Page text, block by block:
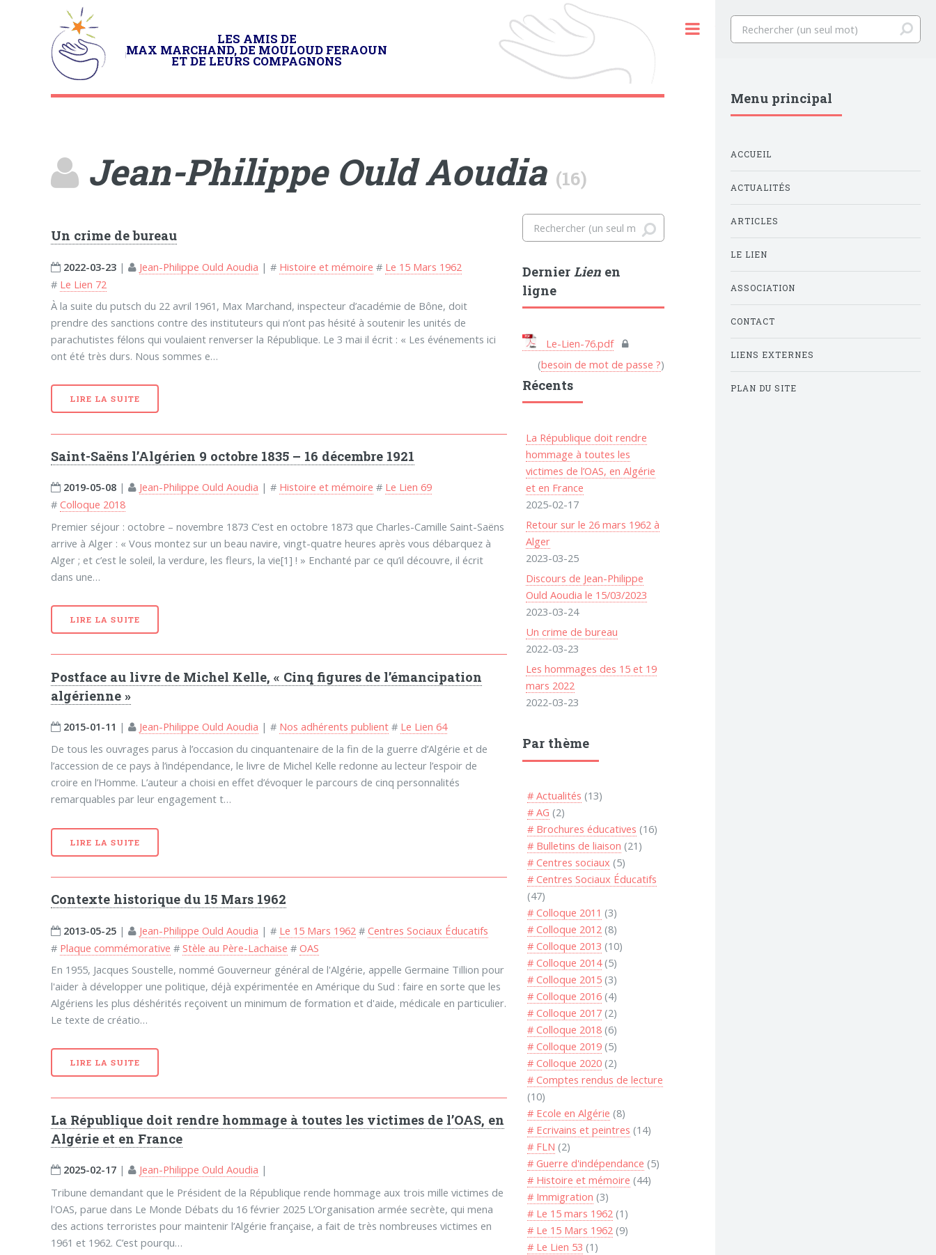
LES AMIS DE
MAX MARCHAND, DE MOULOUD FERAOUN
ET DE LEURS COMPAGNONS
Jean-Philippe Ould Aoudia (16)
Un crime de bureau
2022-03-23 | Jean-Philippe Ould Aoudia |# Histoire et mémoire # Le 15 Mars 1962
# Le Lien 72
À la suite du putsch du 22 avril 1961, Max Marchand, inspecteur d’académie de Bône, doit
prendre des sanctions contre des instituteurs qui n’ont pas hésité à soutenir les unités de
parachutistes félons qui voulaient renverser la République. Le 3 mai il écrit : « Les événements ici
ont été très durs. Nous sommes e…
LIRE LA SUITE
Saint-Saëns l’Algérien 9 octobre 1835 – 16 décembre 1921
2019-05-08 | Jean-Philippe Ould Aoudia |# Histoire et mémoire # Le Lien 69
#Colloque 2018
Premier séjour : octobre – novembre 1873 C’est en octobre 1873 que Charles-Camille Saint-Saëns
arrive à Alger : « Vous montez sur un beau navire, vingt-quatre heures après vous débarquez à
Alger ; et c’est le soleil, la verdure, les fleurs, la vie[1] ! » Enchanté par ce qu’il découvre, il écrit
dans une…
LIRE LA SUITE
Postface au livre de Michel Kelle, « Cinq figures de l’émancipation
algérienne »
2015-01-11 | Jean-Philippe Ould Aoudia |# Nos adhérents publient # Le Lien 64
De tous les ouvrages parus à l’occasion du cinquantenaire de la fin de la guerre d’Algérie et de
l’accession de ce pays à l’indépendance, le livre de Michel Kelle redonne au lecteur l’espoir de
croire en l’Homme. L’auteur a choisi en effet d’évoquer le parcours de cinq personnalités
remarquables par leur engagement t…
LIRE LA SUITE
Contexte historique du 15 Mars 1962
2013-05-25 | Jean-Philippe Ould Aoudia |# Le 15 Mars 1962 #Centres Sociaux Éducatifs
# Plaque commémorative #Stèle au Père-Lachaise #OAS
En 1955, Jacques Soustelle, nommé Gouverneur général de l'Algérie, appelle Germaine Tillion pour
l'aider à développer une politique, déjà expérimentée en Amérique du Sud : faire en sorte que les
Algériens les plus déshérités reçoivent un minimum de formation et d'aide, médicale en particulier.
Le texte de créatio…
LIRE LA SUITE
La République doit rendre hommage à toutes les victimes de l’OAS, en
Algérie et en France
2025-02-17 | Jean-Philippe Ould Aoudia |
Tribune demandant que le Président de la République rende hommage aux trois mille victimes de
l'OAS, parue dans Le Monde Débats du 16 février 2025 L’Organisation armée secrète, qui mena
des actions terroristes pour maintenir l’Algérie française, a fait de très nombreuses victimes en
1961 et 1962. C’est pourqu…
Dernier Lien en
ligne
Le-Lien-76.pdf
(besoin de mot de passe ?)
Récents
La République doit rendre
hommage à toutes les
victimes de l’OAS, en Algérie
et en France
2025-02-17
Retour sur le 26 mars 1962 à
Alger
2023-03-25
Discours de Jean-Philippe
Ould Aoudia le 15/03/2023
2023-03-24
Un crime de bureau
2022-03-23
Les hommages des 15 et 19
mars 2022
2022-03-23
Par thème
# Actualités (13)
# AG (2)
# Brochures éducatives (16)
# Bulletins de liaison (21)
# Centres sociaux (5)
# Centres Sociaux Éducatifs
(47)
# Colloque 2011 (3)
# Colloque 2012 (8)
# Colloque 2013 (10)
# Colloque 2014(5)
# Colloque 2015 (3)
# Colloque 2016 (4)
# Colloque 2017 (2)
# Colloque 2018 (6)
# Colloque 2019 (5)
# Colloque 2020 (2)
# Comptes rendus de lecture
(10)
# Ecole en Algérie (8)
# Ecrivains et peintres (14)
# FLN (2)
# Guerre d'indépendance (5)
# Histoire et mémoire (44)
# Immigration (3)
# Le 15 mars 1962 (1)
# Le 15 Mars 1962 (9)
# Le Lien 53 (1)
Menu principal
ACCUEIL
ACTUALITÉS
ARTICLES
LE LIEN
ASSOCIATION
CONTACT
LIENS EXTERNES
PLAN DU SITE
Toggle